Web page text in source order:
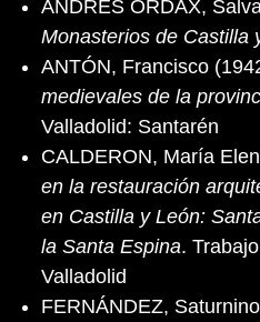
ANDRÉS ORDAX,
Monasterios de Castilla
ANTÓN, Francisco
medievales de la
Valladolid: Santarén
CALDERON, María
en la restauración
en Castilla y León:
la Santa Espina.
Valladolid
FERNÁNDEZ,